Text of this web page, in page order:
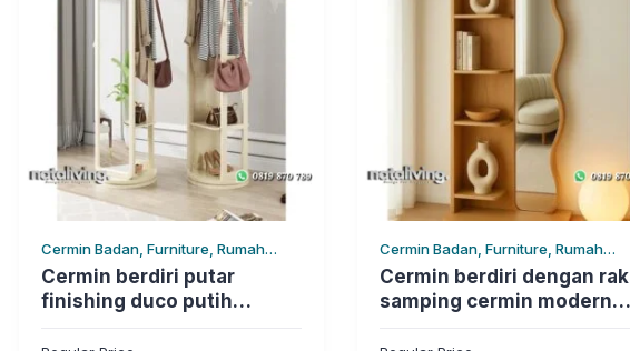
Cermin Badan, Furniture, Rumah
Tangga
Cermin berdiri putar
finishing duco putih
Cermin Badan, Furniture, Rumah
Tangga
Cermin berdiri dengan rak
samping cermin modern